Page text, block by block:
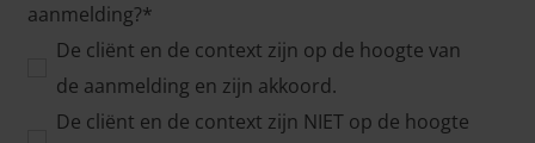
De cliënt en de context zijn op de hoogte van
de aanmelding en zijn akkoord.
De cliënt en de context zijn NIET op de hoogte
aanmelding?*